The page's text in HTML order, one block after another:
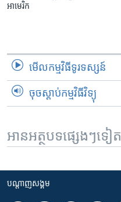
អាមេរិក
មើល​កម្មវិធី​ទូរទស្សន៍
ចុចស្តាប់កម្មវិធីវិទ្យុ
អានអត្ថបទផ្សេងៗទៀត
បណ្តាញ​សង្គម